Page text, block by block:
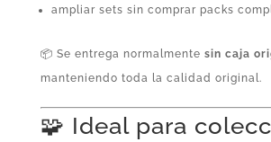
ampliar sets sin comprar packs
📦 Se entrega normalmente sin caja
manteniendo toda la calidad original.
🧩 Ideal para